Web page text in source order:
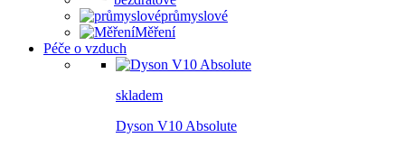
průmyslové
Měření
Péče o vzduch
skladem
Dyson V10 Absolute